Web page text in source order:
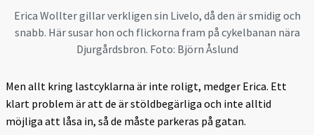
Erica Wollter gillar verkligen sin Livelo, då den är smidig och
snabb. Här susar hon och flickorna fram på cykelbanan nära
Djurgårdsbron. Foto: Björn Åslund
Men allt kring lastcyklarna är inte roligt, medger Erica. Ett
klart problem är att de är stöldbegärliga och inte alltid
möjliga att låsa in, så de måste parkeras på gatan.